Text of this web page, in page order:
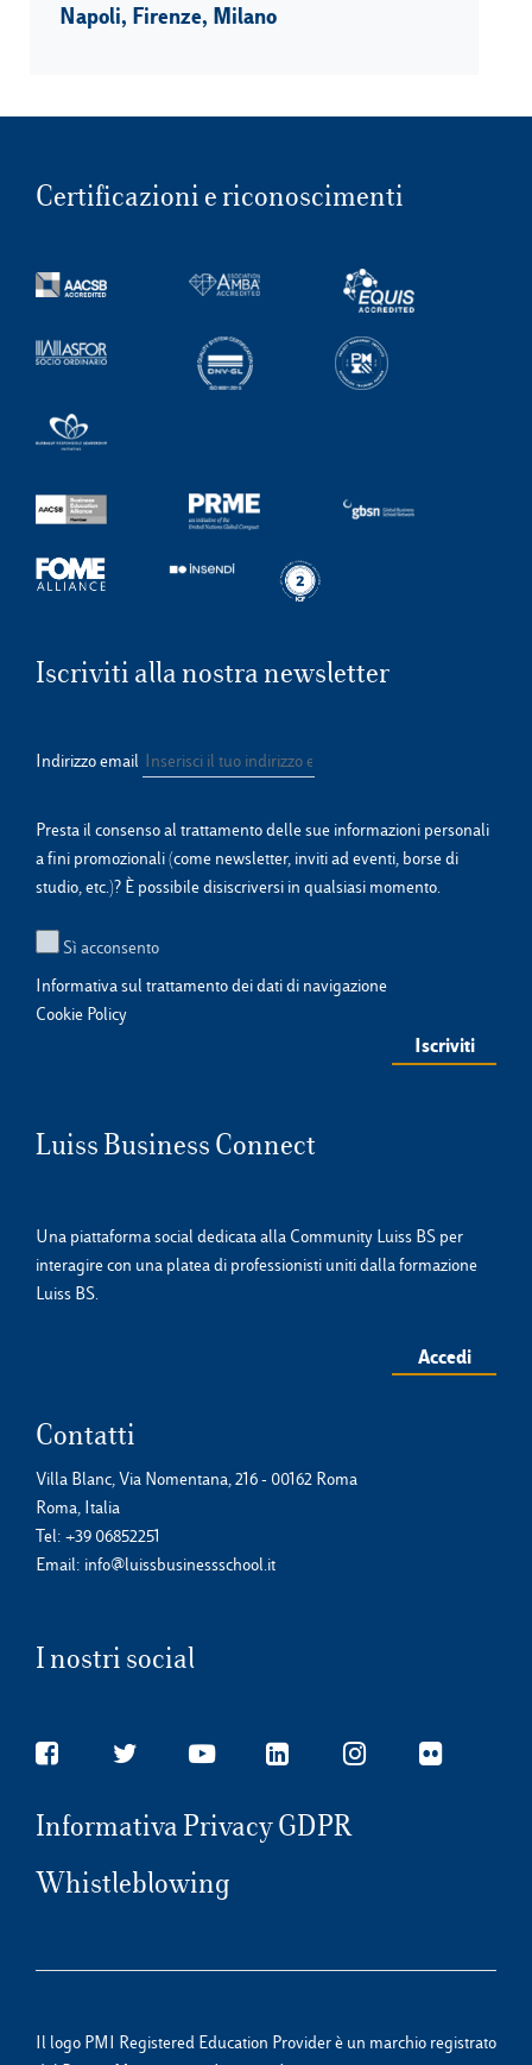
Napoli, Firenze, Milano
Certificazioni e riconoscimenti
Iscriviti alla nostra newsletter
Indirizzo email
Presta il consenso al trattamento delle sue informazioni personali
a fini promozionali (come newsletter, inviti ad eventi, borse di
studio, etc.)? È possibile disiscriversi in qualsiasi momento.
Sì acconsento
Informativa sul trattamento dei dati di navigazione
Cookie Policy
Luiss Business Connect
Una piattaforma social dedicata alla Community Luiss BS per
interagire con una platea di professionisti uniti dalla formazione
Luiss BS.
Accedi
Contatti
Villa Blanc, Via Nomentana, 216 - 00162 Roma
Roma, Italia
Tel: +39 06852251
Email: info@luissbusinessschool.it
I nostri social
Informativa Privacy GDPR
Whistleblowing
Il logo PMI Registered Education Provider è un marchio registrato